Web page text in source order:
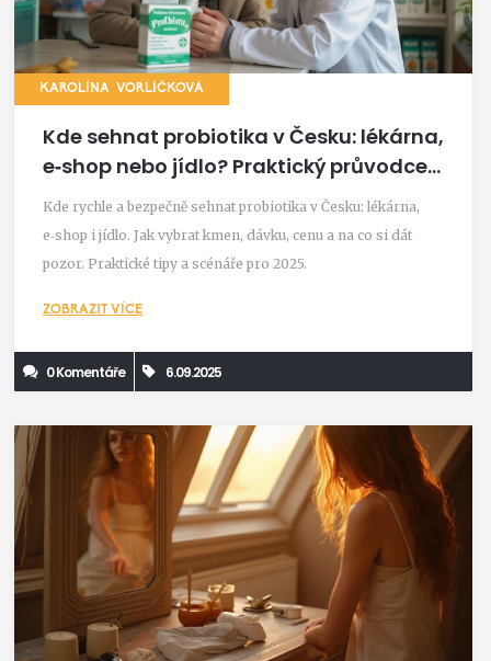
KAROLÍNA VORLÍČKOVÁ
Kde sehnat probiotika v Česku: lékárna,
e‑shop nebo jídlo? Praktický průvodce
2025
Kde rychle a bezpečně sehnat probiotika v Česku: lékárna,
e‑shop i jídlo. Jak vybrat kmen, dávku, cenu a na co si dát
pozor. Praktické tipy a scénáře pro 2025.
ZOBRAZIT VÍCE
0 Komentáře 6.09.2025